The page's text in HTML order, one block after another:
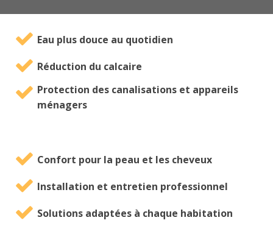
Eau plus douce au quotidien
Réduction du calcaire
Protection des canalisations et appareils
ménagers
Confort pour la peau et les cheveux
Installation et entretien professionnel
Solutions adaptées à chaque habitation